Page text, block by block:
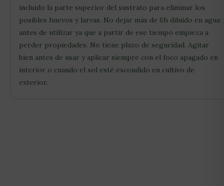
incluido la parte superior del sustrato para eliminar los
posibles huevos y larvas. No dejar más de 6h diluido en agua
antes de utilizar ya que a partir de ese tiempo empieza a
perder propiedades. No tiene plazo de seguridad. Agitar
bien antes de usar y aplicar siempre con el foco apagado en
interior o cuando el sol esté escondido en cultivo de
exterior.